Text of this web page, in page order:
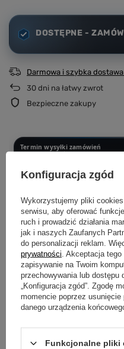
DOSTĘPNE -
Darmowa i szybka dostawa
30 dni na łatwy zwrot
Bezpieczne zakupy
Termin wysyłki zamówień
Dotyczy zamówień złożonych i
PONIEDZIAŁEK -
Wysyłka następnego dnia
CZWARTEK PO 12:00 -
Wysyłka w poniedziałek
SOBOTA PO 12:00 -
Wysyłka we wtorek
Produkujemy dopiero po
koszulka i bluza powstaje
przed wysyłką.
Konfiguracja zgód
Wykorzystujemy pliki cookies
serwisu, aby oferować
ruch i prowadzić działania
jak i naszych Zaufanych
do personalizacji reklam.
prywatności . Akceptacja
zapisywanie na Twoim
przechowywania lub dostępu
„Konfiguracja zgód”. Zgodę
momencie poprzez
danego urządzenia
Funkcjonalne pliki